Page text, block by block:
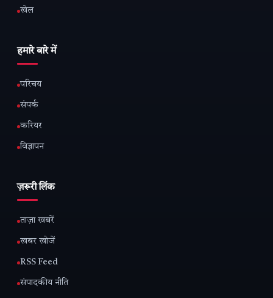
खेल
हमारे बारे में
परिचय
संपर्क
करियर
विज्ञापन
ज़रूरी लिंक
ताज़ा खबरें
खबर खोजें
RSS Feed
संपादकीय नीति